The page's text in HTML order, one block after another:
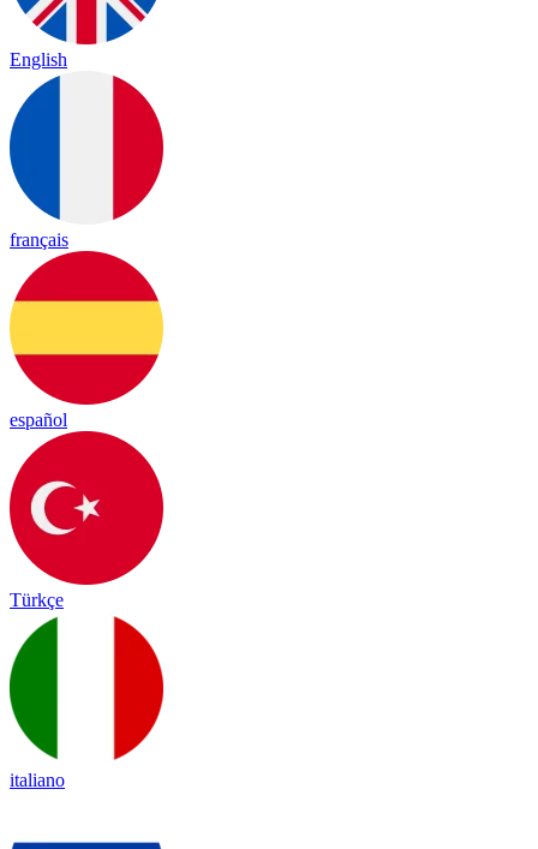
English
français
español
Türkçe
italiano